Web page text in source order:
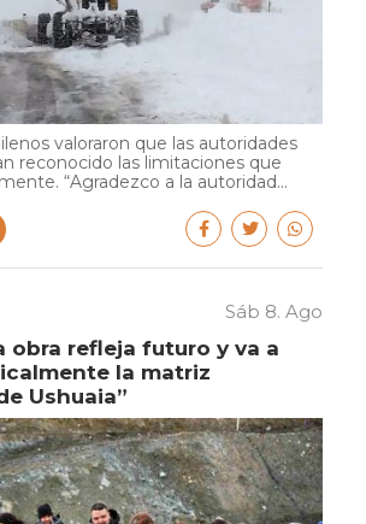
valoraron que las autoridades
reconocido las limitaciones que
“Agradezco a la autoridad...
Sáb 8. Ago
obra refleja futuro y va a
la matriz
Ushuaia”